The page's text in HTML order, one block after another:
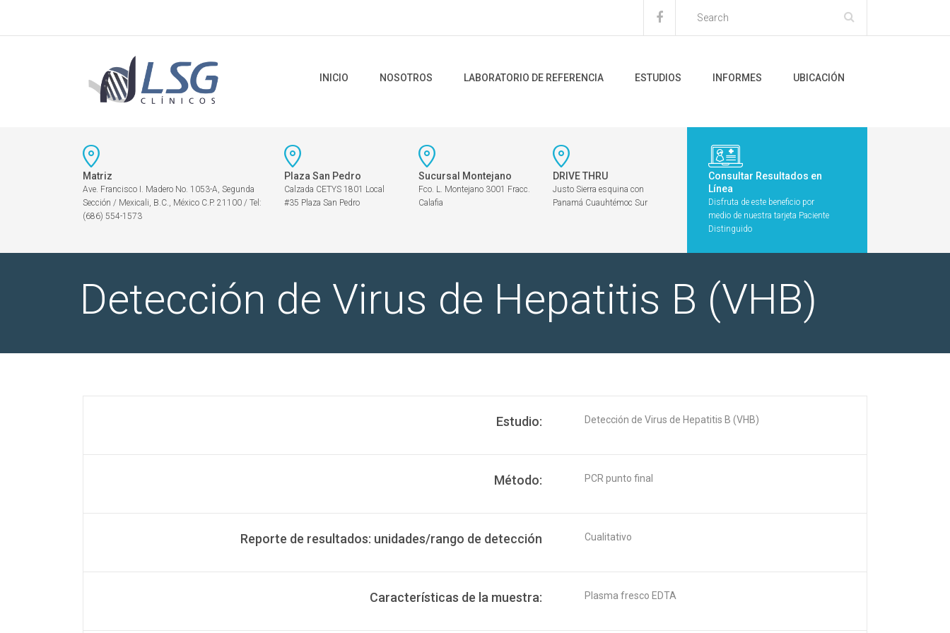
INICIO NOSOTROS LABORATORIO DE REFERENCIA ESTUDIOS INFORMES UBICACIÓN
Matriz
Ave. Francisco I. Madero No. 1053-A, Segunda
Sección / Mexicali, B.C., México C.P. 21100 / Tel:
(686) 554-1573
Plaza San Pedro
Calzada CETYS 1801 Local
#35 Plaza San Pedro
Sucursal Montejano
Fco. L. Montejano 3001 Fracc.
Calafia
DRIVE THRU
Justo Sierra esquina con
Panamá Cuauhtémoc Sur
Consultar Resultados en
Línea
Disfruta de este beneficio por
medio de nuestra tarjeta Paciente
Distinguido
Detección de Virus de Hepatitis B (VHB)
Estudio: Detección de Virus de Hepatitis B (VHB)
Método: PCR punto final
Reporte de resultados: unidades/rango de detección Cualitativo
Características de la muestra: Plasma fresco EDTA